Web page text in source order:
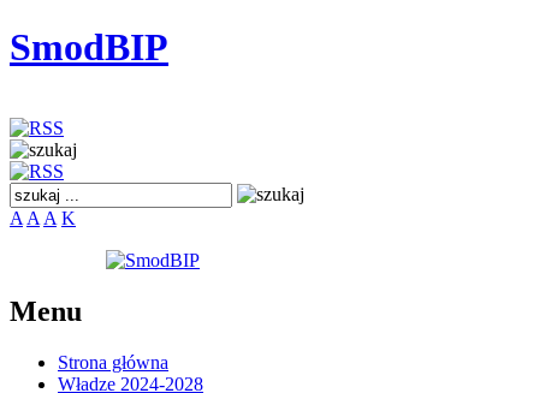
SmodBIP
A A A K
Menu
Strona główna
Władze 2024-2028